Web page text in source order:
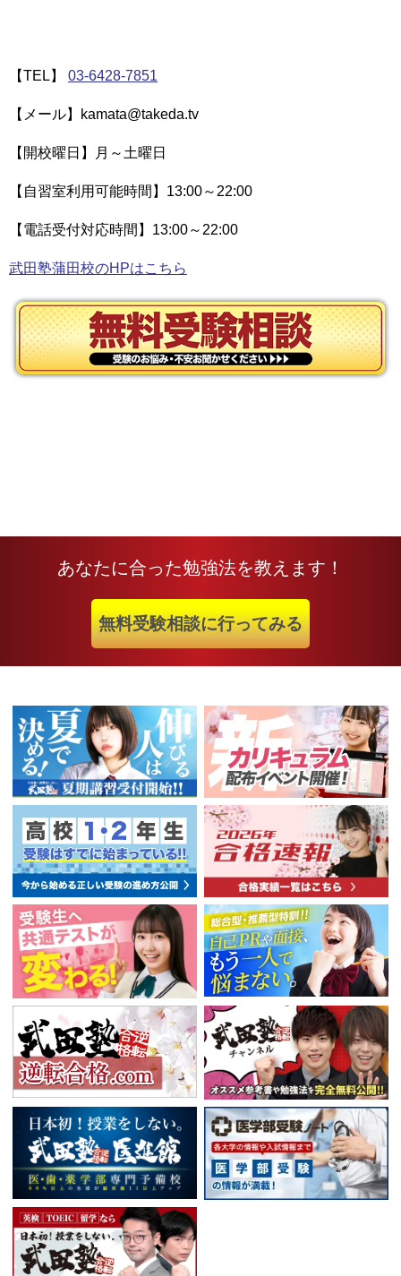
【TEL】 03-6428-7851
【メール】kamata@takeda.tv
【開校曜日】月～土曜日
【自習室利用可能時間】13:00～22:00
【電話受付対応時間】13:00～22:00
武田塾蒲田校のHPはこちら
あなたに合った勉強法を教えます！
無料受験相談に行ってみる